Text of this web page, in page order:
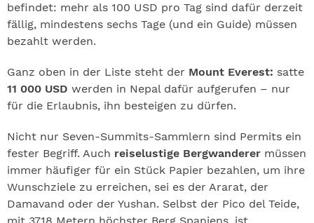
befindet: mehr als 100 USD pro Tag sind dafür derzeit
fällig, mindestens sechs Tage (und ein Guide) müssen
bezahlt werden.
Ganz oben in der Liste steht der Mount Everest: satte
11 000 USD werden in Nepal dafür aufgerufen – nur
für die Erlaubnis, ihn besteigen zu dürfen.
Nicht nur Seven-Summits-Sammlern sind Permits ein
fester Begriff. Auch reiselustige Bergwanderer müssen
immer häufiger für ein Stück Papier bezahlen, um ihre
Wunschziele zu erreichen, sei es der Ararat, der
Damavand oder der Yushan. Selbst der Pico del Teide,